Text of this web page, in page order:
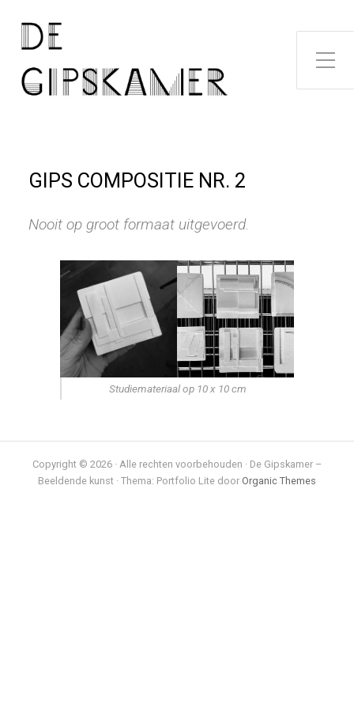
Toggle
GIPS COMPOSITIE NR. 2
Nooit op groot formaat uitgevoerd.
Studiemateriaal op 10 x 10 cm
Copyright © 2026 · Alle rechten voorbehouden · De Gipskamer –
Beeldende kunst · Thema: Portfolio Lite door Organic Themes